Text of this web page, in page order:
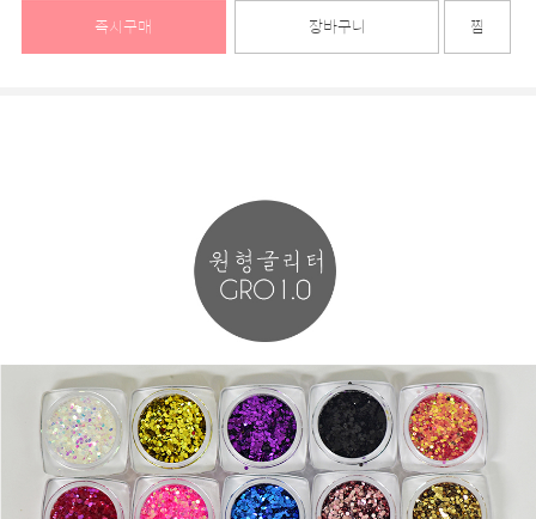
즉시구매 장바구니 찜